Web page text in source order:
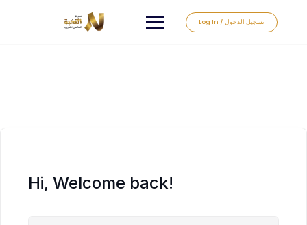
Log In / تسجيل الدخول
Hi, Welcome back!